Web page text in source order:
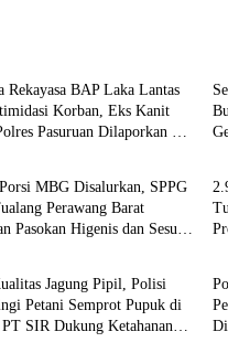
Rekayasa BAP Laka Lantas
Korban, Eks Kanit
Pasuruan Dilaporkan ke
MBG Disalurkan, SPPG
Perawang Barat
Pasokan Higenis dan Sesuai
Jagung Pipil, Polisi
Petani Semprot Pupuk di
SIR Dukung Ketahanan